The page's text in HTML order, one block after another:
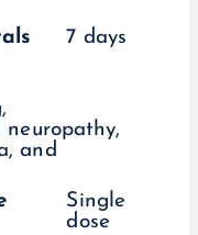
7 days
and
Single
dose